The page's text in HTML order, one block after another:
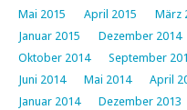
Mai 2015
April 2015 März
Januar 2015
Dezember 2014
Oktober 2014
September
Juni 2014
Mai 2014 April
Januar 2014
Dezember 2013